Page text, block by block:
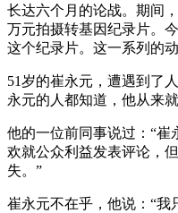
长达六个月的论战。期间
万元拍摄转基因纪录片。
这个纪录片。这一系列的
51岁的崔永元，遭遇到了
永元的人都知道，他从来就
他的一位前同事说过：“
欢就公众利益发表评论，
失。”
崔永元不在乎，他说：“